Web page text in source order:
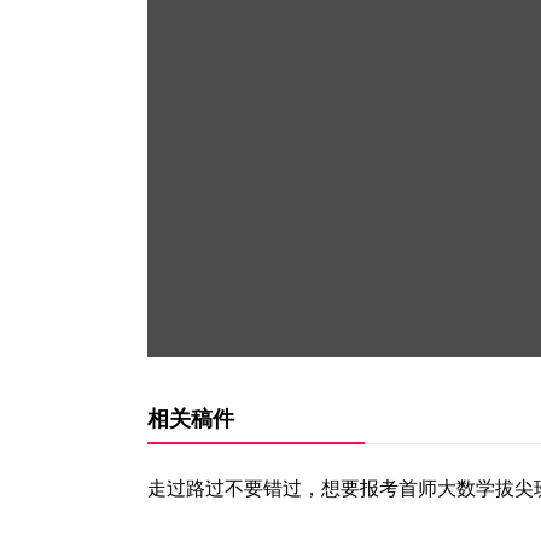
相关稿件
走过路过不要错过，想要报考首师大数学拔